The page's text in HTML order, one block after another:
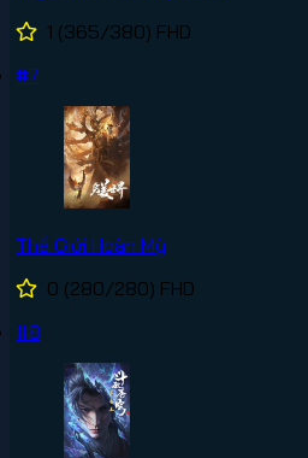
1 (365/380) FHD
#7
Thế Giới Hoàn Mỹ
0 (280/280) FHD
#8